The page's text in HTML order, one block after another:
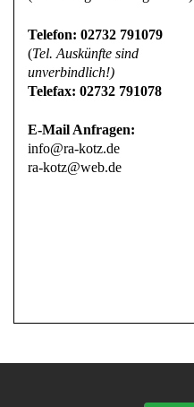
Telefon: 02732 791079
(Tel. Auskünfte sind
unverbindlich!)
Telefax: 02732 791078
E-Mail Anfragen:
info@ra-kotz.de
ra-kotz@web.de